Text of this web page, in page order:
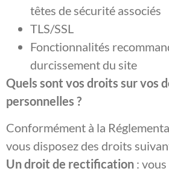
têtes de sécurité associés
TLS/SSL
Fonctionnalités
durcissement du site
Quels sont vos droits sur vos
personnelles ?
Conformément à la
vous disposez des droits
Un droit de rectification :